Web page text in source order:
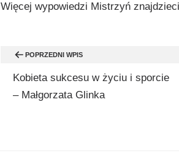
Więcej wypowiedzi Mistrzyń
Nawigacja
wpisu
POPRZEDNI WPIS
Kobieta sukcesu w życiu i sporcie
– Małgorzata Glinka